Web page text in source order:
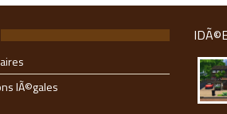
lÃ©gales